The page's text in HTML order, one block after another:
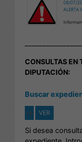
CONSULTAS EN
DIPUTACIÓN:
Buscar
VER
Si desea